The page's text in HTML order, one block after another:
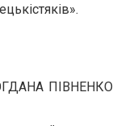
ПІВНЕНКО